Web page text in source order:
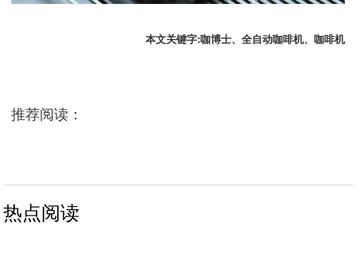
本文关键字:咖博士、全自动咖啡机、咖啡机
推荐阅读：
热点阅读